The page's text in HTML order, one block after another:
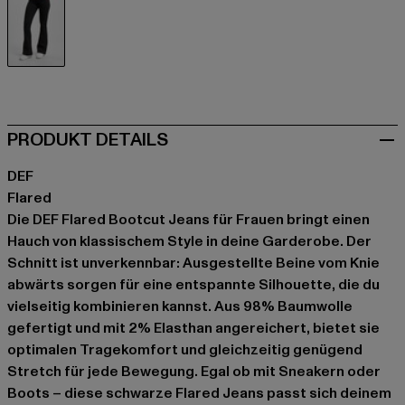
PRODUKT DETAILS
DEF
Flared
Die DEF Flared Bootcut Jeans für Frauen bringt einen
Hauch von klassischem Style in deine Garderobe. Der
Schnitt ist unverkennbar: Ausgestellte Beine vom Knie
abwärts sorgen für eine entspannte Silhouette, die du
vielseitig kombinieren kannst. Aus 98% Baumwolle
gefertigt und mit 2% Elasthan angereichert, bietet sie
optimalen Tragekomfort und gleichzeitig genügend
Stretch für jede Bewegung. Egal ob mit Sneakern oder
Boots – diese schwarze Flared Jeans passt sich deinem